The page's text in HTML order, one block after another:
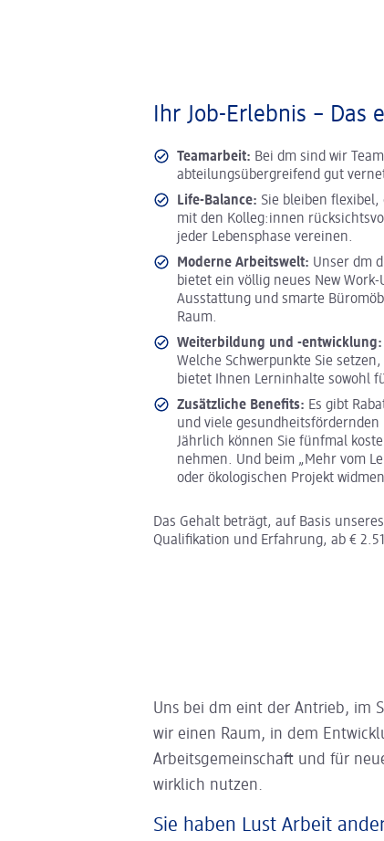
Ihr Job-Erlebnis – Das
Teamarbeit: Bei dm sind wir
abteilungsübergreifend gut
Life-Balance: Sie bleiben flexibel,
mit den Kolleg:innen
jeder Lebensphase vereinen.
Moderne Arbeitswelt: Unser dm
bietet ein völlig neues New
Ausstattung und smarte
Raum.
Weiterbildung und -entwicklung:
Welche Schwerpunkte Sie
bietet Ihnen Lerninhalte sowohl
Zusätzliche Benefits: Es gibt
und viele
Jährlich können Sie fünfmal
nehmen. Und beim „Mehr vom
oder ökologischen Projekt
Das Gehalt beträgt, auf Basis
Qualifikation und Erfahrung, ab €
Uns bei dm eint der Antrieb, im
wir einen Raum, in dem
Arbeitsgemeinschaft und für
wirklich nutzen.
Sie haben Lust Arbeit